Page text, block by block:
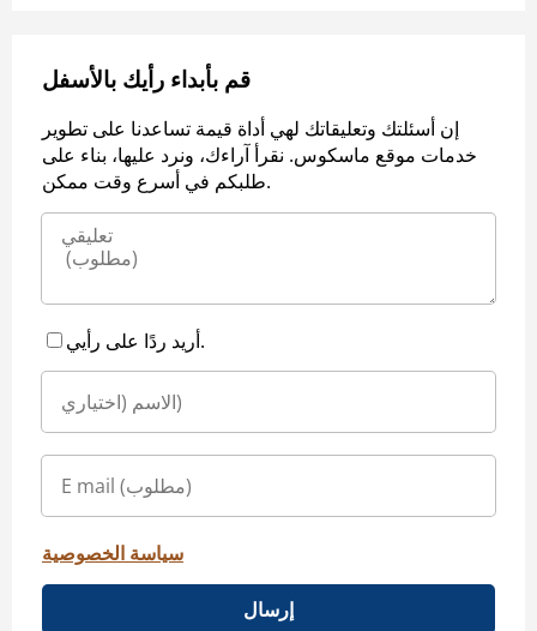
قم بأبداء رأيك بالأسفل
إن أسئلتك وتعليقاتك لهي أداة قيمة تساعدنا على تطوير
خدمات موقع ماسكوس. نقرأ آراءك، ونرد عليها، بناء على
طلبكم في أسرع وقت ممكن.
أريد ردًا على رأيي.
سياسة الخصوصية
إرسال